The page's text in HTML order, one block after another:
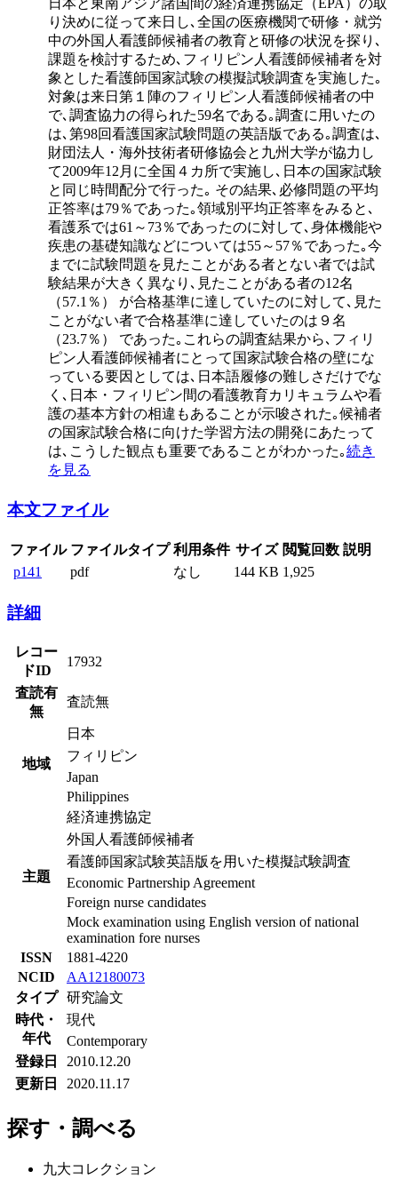
り決めに従って来日し､全国の医療機関で研修・就労
中の外国人看護師候補者の教育と研修の状況を探り､
課題を検討するため､フィリピン人看護師候補者を対
象とした看護師国家試験の模擬試験調査を実施した｡
対象は来日第１陣のフィリピン人看護師候補者の中
で､調査協力の得られた59名である｡調査に用いたの
は､第98回看護国家試験問題の英語版である｡調査は､
財団法人・海外技術者研修協会と九州大学が協力し
て2009年12月に全国４カ所で実施し､日本の国家試験
と同じ時間配分で行った｡ その結果､必修問題の平均
正答率は79％であった｡領域別平均正答率をみると､
看護系では61～73％であったのに対して､身体機能や
疾患の基礎知識などについては55～57％であった｡今
までに試験問題を見たことがある者とない者では試
験結果が大きく異なり､見たことがある者の12名
（57.1％） が合格基準に達していたのに対して､見た
ことがない者で合格基準に達していたのは９名
（23.7％） であった｡これらの調査結果から､フィリ
ピン人看護師候補者にとって国家試験合格の壁にな
っている要因としては､日本語履修の難しさだけでな
く､日本・フィリピン間の看護教育カリキュラムや看
護の基本方針の相違もあることが示唆された｡候補者
の国家試験合格に向けた学習方法の開発にあたって
は､こうした観点も重要であることがわかった｡続き
を見る
本文ファイル
ファイル ファイルタイプ 利用条件 サイズ 閲覧回数 説明
p141
pdf なし 144 KB 1,925
詳細
レコー
ドID
17932
査読有
無
査読無
地域
日本
フィリピン
Japan
Philippines
主題
経済連携協定
外国人看護師候補者
看護師国家試験英語版を用いた模擬試験調査
Economic Partnership Agreement
Foreign nurse candidates
Mock examination using English version of national
examination fore nurses
ISSN
1881-4220
NCID
AA12180073
タイプ 研究論文
時代・
年代
現代
Contemporary
登録日
2010.12.20
更新日
2020.11.17
探す・調べる
九大コレクション